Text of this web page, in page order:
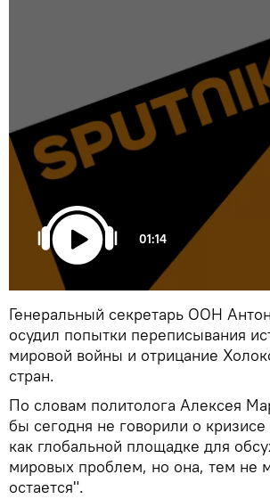
01:14
Генеральный секретарь ООН
осудил попытки переписывания
мировой войны и отрицание
стран.
По словам политолога Алексея
бы сегодня не говорили о
как глобальной площадке для
мировых проблем, но она, тем не
остается".